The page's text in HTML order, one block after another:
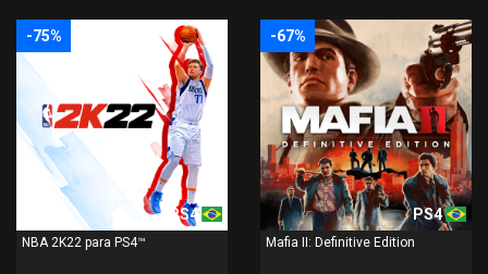
-75%
PS4
NBA 2K22 para PS4™
-67%
PS4
Mafia II: Definitive Edition